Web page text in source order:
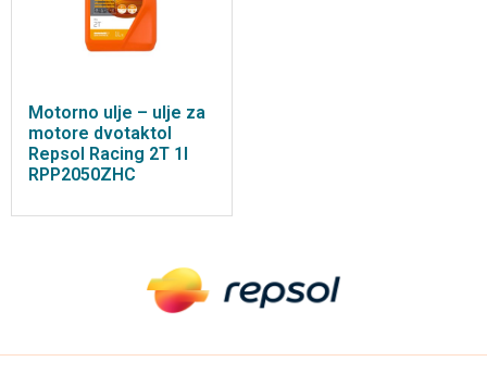
Motorno ulje – ulje za
motore dvotaktol
Repsol Racing 2T 1l
RPP2050ZHC